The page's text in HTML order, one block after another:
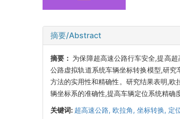
摘要/Abstract
摘要： 为保障超高速公路行车安全,提高
公路虚拟轨道系统车辆坐标转换模型,研
方法的实用性和精确性。研究结果表明,
辆坐标系的准确性,提高车辆定位系统精确
关键词: 超高速公路, 欧拉角, 坐标转换, 定